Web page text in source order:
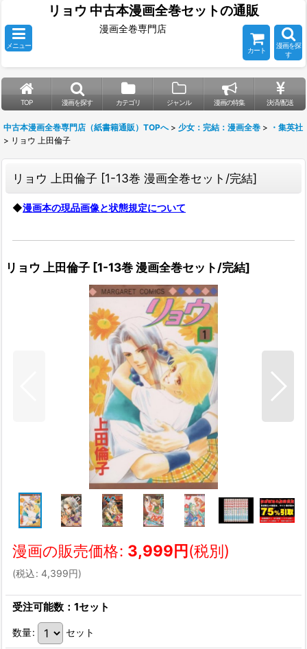
リョウ 中古本漫画全巻セットの通販
メニュー
漫画全巻専門店
カート
漫画を探
す
TOP 漫画を探す カテゴリ ジャンル 漫画の特集 決済/配送
中古本漫画全巻専門店（紙書籍通販）TOPへ > 少女：完結：漫画全巻 > ・集英社
> リョウ 上田倫子
リョウ 上田倫子 [1-13巻 漫画全巻セット/完結]
◆漫画本の現品画像と状態規定について
リョウ 上田倫子 [1-13巻 漫画全巻セット/完結]
漫画の販売価格: 3,999円(税別)
(税込: 4,399円)
受注可能数：1セット
数量: セット